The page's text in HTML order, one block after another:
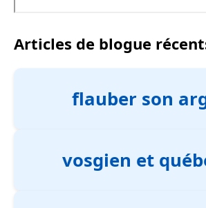
Articles de blogue
flauber son
vosgien et